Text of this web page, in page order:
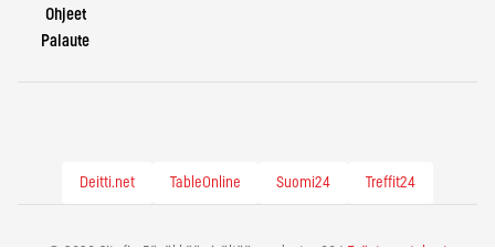
Ohjeet
Palaute
Deitti.net TableOnline Suomi24 Treffit24